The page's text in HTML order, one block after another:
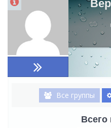
Все группы
Всего